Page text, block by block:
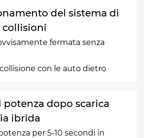
del sistema di
fermata senza
con le auto dietro
potenza dopo scarica
ibrida
per 5-10 secondi in